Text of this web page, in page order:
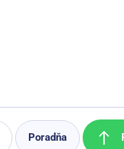
Poradňa